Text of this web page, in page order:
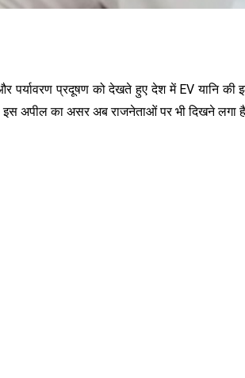
प्रदूषण को देखते हुए देश में EV यानि की
इस अपील का असर अब राजनेताओं पर भी दिखने लगा